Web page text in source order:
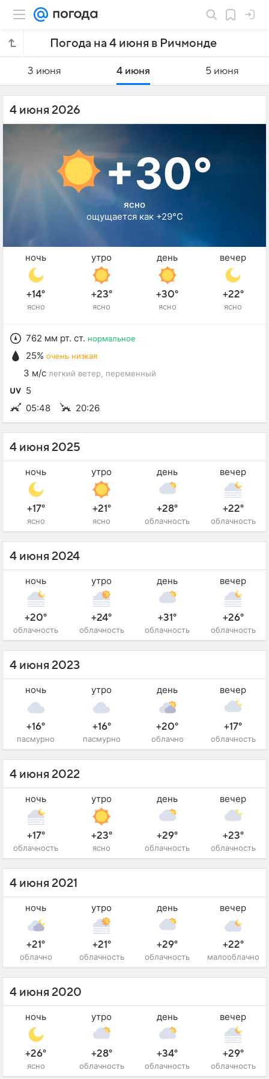
Погода на 4 июня в Ричмонде
3 июня 4 июня 5 июня
4 июня 2026
+30°
ясно
ощущается как +29°C
ночь
+14°
ясно
утро
+23°
ясно
день
+30°
ясно
вечер
+22°
ясно
762 мм рт. ст. нормальное
25% очень низкая
3 м/с легкий ветер , переменный
5
05:48
20:26
4 июня 2025
ночь
+17°
ясно
утро
+21°
ясно
день
+28°
облачность
вечер
+22°
облачность
4 июня 2024
ночь
+20°
облачность
утро
+24°
облачность
день
+31°
облачность
вечер
+26°
облачность
4 июня 2023
ночь
+16°
пасмурно
утро
+16°
пасмурно
день
+20°
облачно
вечер
+17°
облачность
4 июня 2022
ночь
+17°
облачность
утро
+23°
ясно
день
+29°
облачность
вечер
+23°
облачность
4 июня 2021
ночь
+21°
облачно
утро
+21°
облачность
день
+29°
облачность
вечер
+22°
малооблачно
4 июня 2020
ночь
+26°
ясно
утро
+28°
облачность
день
+34°
облачность
вечер
+29°
облачность